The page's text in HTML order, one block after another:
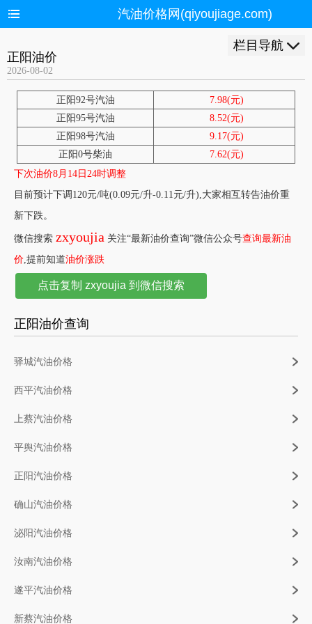
汽油价格网(qiyoujiage.com)
栏目导航
正阳油价
2026-08-02
正阳92号汽油
7.98(元)
正阳95号汽油
8.52(元)
正阳98号汽油
9.17(元)
正阳0号柴油
7.62(元)
下次油价8月14日24时调整
目前预计下调120元/吨(0.09元/升-0.11元/升),大家相互转告油价重
新下跌。
微信搜索 zxyoujia 关注“最新油价查询”微信公众号查询最新油
价,提前知道油价涨跌
点击复制 zxyoujia 到微信搜索
正阳油价查询
驿城汽油价格
西平汽油价格
上蔡汽油价格
平舆汽油价格
正阳汽油价格
确山汽油价格
泌阳汽油价格
汝南汽油价格
遂平汽油价格
新蔡汽油价格